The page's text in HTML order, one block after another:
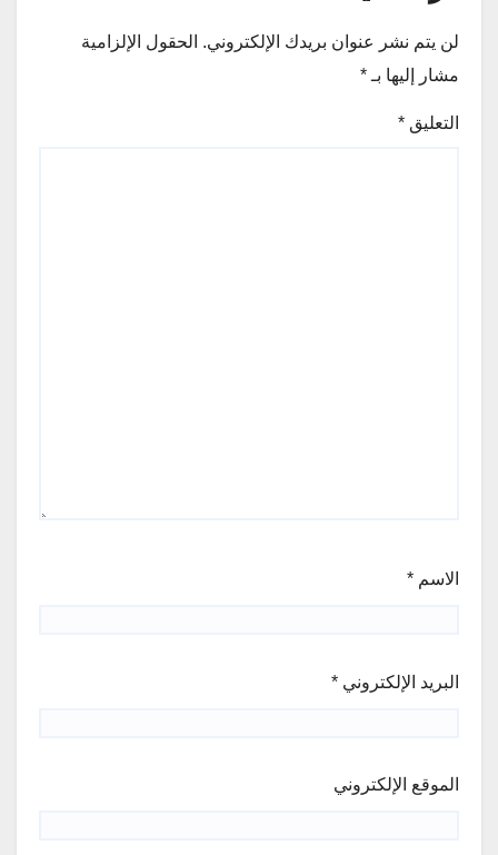
لن يتم نشر عنوان بريدك الإلكتروني. الحقول الإلزامية
مشار إليها بـ *
التعليق *
الاسم *
البريد الإلكتروني *
الموقع الإلكتروني